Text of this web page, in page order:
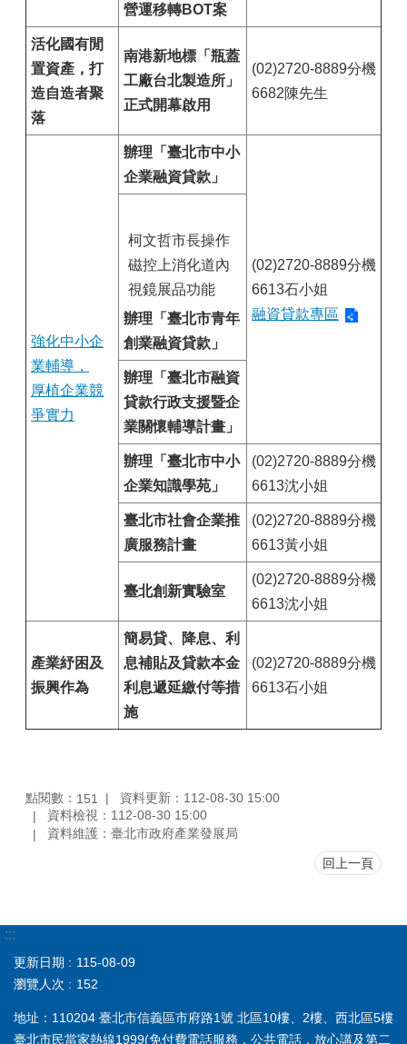
營運移轉BOT案
活化國有閒
置資產，打
造自造者聚
落
南港新地標「瓶蓋
工廠台北製造所」
正式開幕啟用
(02)2720-8889分機
6682陳先生
強化中小企
業輔導，
厚植企業競
爭實力
辦理「臺北市中小
企業融資貸款」
(02)2720-8889分機
6613石小姐
融資貸款專區
柯文哲市長操作
磁控上消化道內
視鏡展品功能
辦理「臺北市青年
創業融資貸款」
辦理「臺北市融資
貸款行政支援暨企
業關懷輔導計畫」
辦理「臺北市中小
企業知識學苑」
(02)2720-8889分機
6613沈小姐
臺北市社會企業推
廣服務計畫
(02)2720-8889分機
6613黃小姐
臺北創新實驗室
(02)2720-8889分機
6613沈小姐
產業紓困及
振興作為
簡易貸、降息、利
息補貼及貸款本金
利息遞延繳付等措
施
(02)2720-8889分機
6613石小姐
點閱數： 151
資料更新：112-08-30 15:00
資料檢視：112-08-30 15:00
資料維護：臺北市政府產業發展局
回上一頁
:::
更新日期
115-08-09
瀏覽人次
152
地址：110204 臺北市信義區市府路1號 北區10樓、2樓、西北區5樓
臺北市民當家熱線1999(免付費電話服務，公共電話，放心講及第二